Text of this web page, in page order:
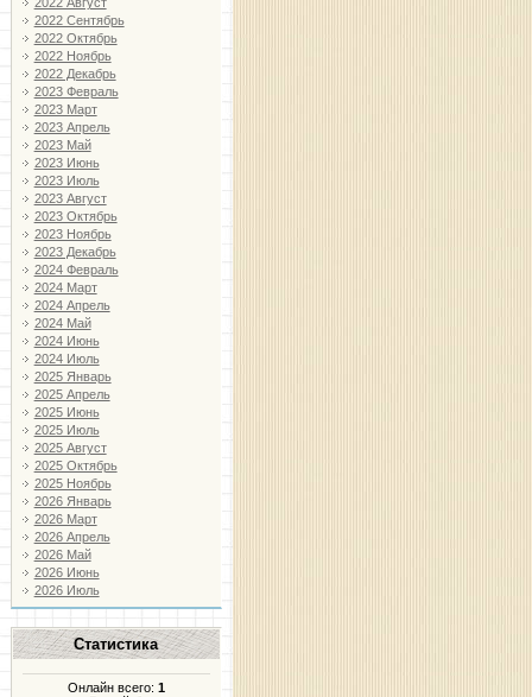
2022 Август
2022 Сентябрь
2022 Октябрь
2022 Ноябрь
2022 Декабрь
2023 Февраль
2023 Март
2023 Апрель
2023 Май
2023 Июнь
2023 Июль
2023 Август
2023 Октябрь
2023 Ноябрь
2023 Декабрь
2024 Февраль
2024 Март
2024 Апрель
2024 Май
2024 Июнь
2024 Июль
2025 Январь
2025 Апрель
2025 Июнь
2025 Июль
2025 Август
2025 Октябрь
2025 Ноябрь
2026 Январь
2026 Март
2026 Апрель
2026 Май
2026 Июнь
2026 Июль
Статистика
Онлайн всего: 1